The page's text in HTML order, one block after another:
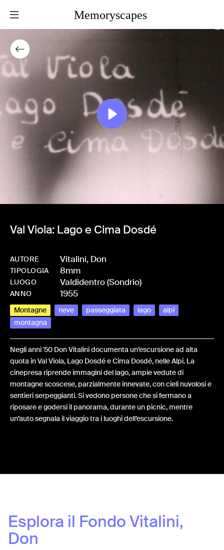
Memoryscapes
Val Viola: Lago e Cima Dosdé
AUTORE Vitalini, Don
TIPOLOGIA 8mm
LUOGO Valdidentro (Sondrio)
ANNO 1955
Montagne neve passeggiata lago
alpi
montagna
Negli anni '50 Don Vitalini documenta un’escursione ad alta
quota in Val Viola, Lago Dosdé e Cima Dosdé, nelle Alpi. La
cinepresa riprende immagini del lago, ampie vedute di
montagne scoscese, parzialmente innevate, con cieli nuvolosi e
sentieri serpeggianti. Si vedono persone che si fermano a
riposare e godersi il panorama, durante un picnic, mentre
un’auto segnala il viaggio tra i luoghi dell’escursione.
Esplora il FondoVitalini,
Don